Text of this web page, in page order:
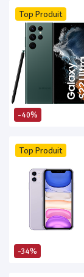
-40%
Top Produit
-34%
Top Produit